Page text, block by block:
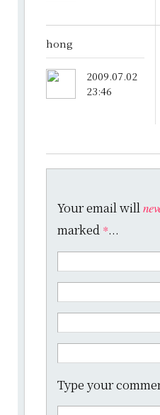
hong
2009.07.02
23:46
Your email will
marked *...
Type your